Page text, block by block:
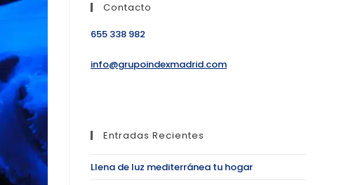
Contacto
655 338 982
info@grupoindexmadrid.com
Entradas Recientes
Llena de luz mediterránea tu hogar